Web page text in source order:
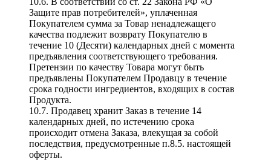
Защите прав потребителей», уплаченная
Покупателем сумма за Товар ненадлежащего
качества подлежит возврату Покупателю в
течение 10 (Десяти) календарных дней с момента
предъявления соответствующего требования.
Претензии по качеству Товара могут быть
предъявлены Покупателем Продавцу в течение
срока годности ингредиентов, входящих в состав
Продукта.
10.7. Продавец хранит Заказ в течение 14
календарных дней, по истечению срока
происходит отмена Заказа, влекущая за собой
последствия, предусмотренные п.8.5. настоящей
оферты.